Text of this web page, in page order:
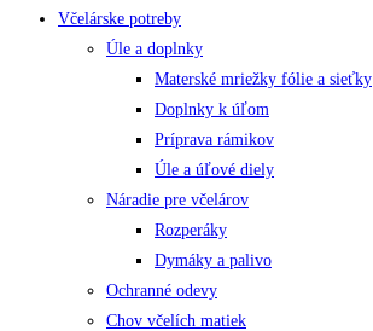
Včelárske potreby
Úle a doplnky
Materské mriežky fólie a sieťky
Doplnky k úľom
Príprava rámikov
Úle a úľové diely
Náradie pre včelárov
Rozperáky
Dymáky a palivo
Ochranné odevy
Chov včelích matiek